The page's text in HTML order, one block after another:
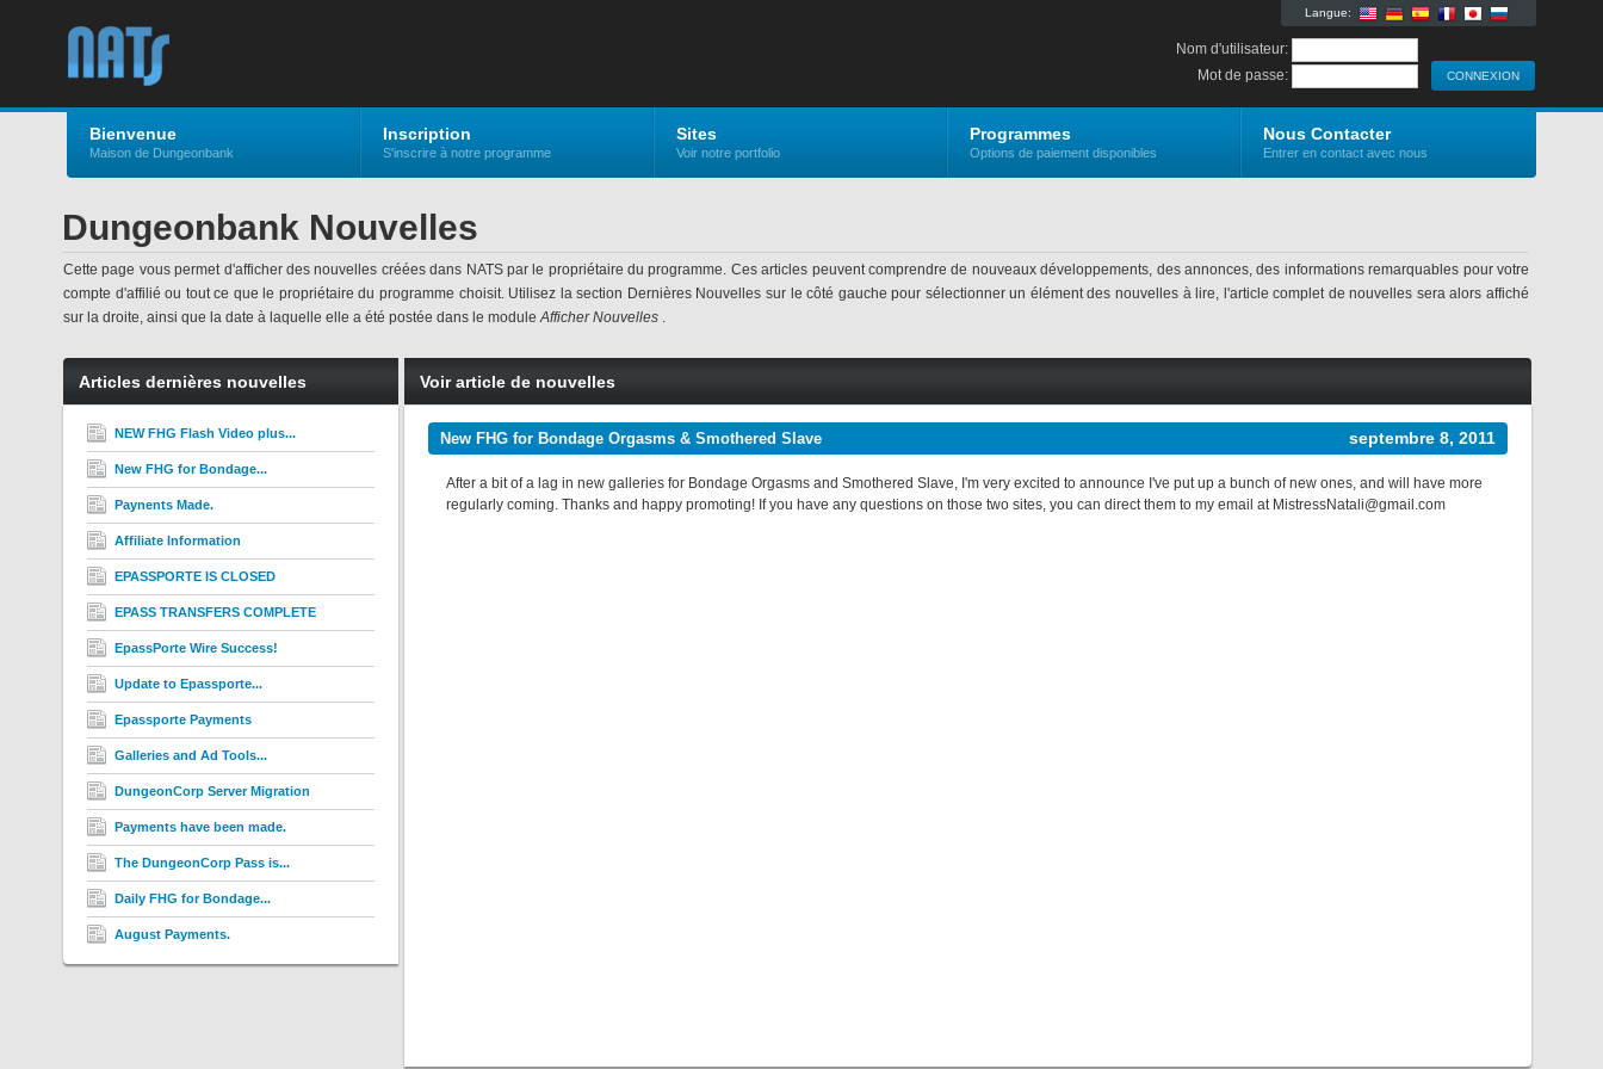
Langue:
Nom d'utilisateur:
Mot de passe:
Bienvenue
Maison de Dungeonbank
Inscription
S'inscrire à notre programme
Sites
Voir notre portfolio
Programmes
Options de paiement disponibles
Nous Contacter
Entrer en contact avec nous
Dungeonbank Nouvelles
Cette page vous permet d'afficher des nouvelles créées dans NATS par le propriétaire du programme. Ces articles peuvent comprendre de nouveaux développements, des annonces, des informations remarquables pour votre
compte d'affilié ou tout ce que le propriétaire du programme choisit. Utilisez la section Dernières Nouvelles sur le côté gauche pour sélectionner un élément des nouvelles à lire, l'article complet de nouvelles sera alors affiché
sur la droite, ainsi que la date à laquelle elle a été postée dans le moduleAfficher Nouvelles .
Articles dernières nouvelles
NEW FHG Flash Video plus...
New FHG for Bondage...
Paynents Made.
Affiliate Information
EPASSPORTE IS CLOSED
EPASS TRANSFERS COMPLETE
EpassPorte Wire Success!
Update to Epassporte...
Epassporte Payments
Galleries and Ad Tools...
DungeonCorp Server Migration
Payments have been made.
The DungeonCorp Pass is...
Daily FHG for Bondage...
August Payments.
Voir article de nouvelles
New FHG for Bondage Orgasms & Smothered Slave septembre 8, 2011
After a bit of a lag in new galleries for Bondage Orgasms and Smothered Slave, I'm very excited to announce I've put up a bunch of new ones, and will have more
regularly coming. Thanks and happy promoting! If you have any questions on those two sites, you can direct them to my email at MistressNatali@gmail.com